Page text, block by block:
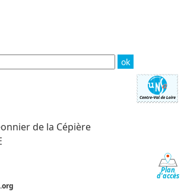
de la Cépière
Plan
d'accès